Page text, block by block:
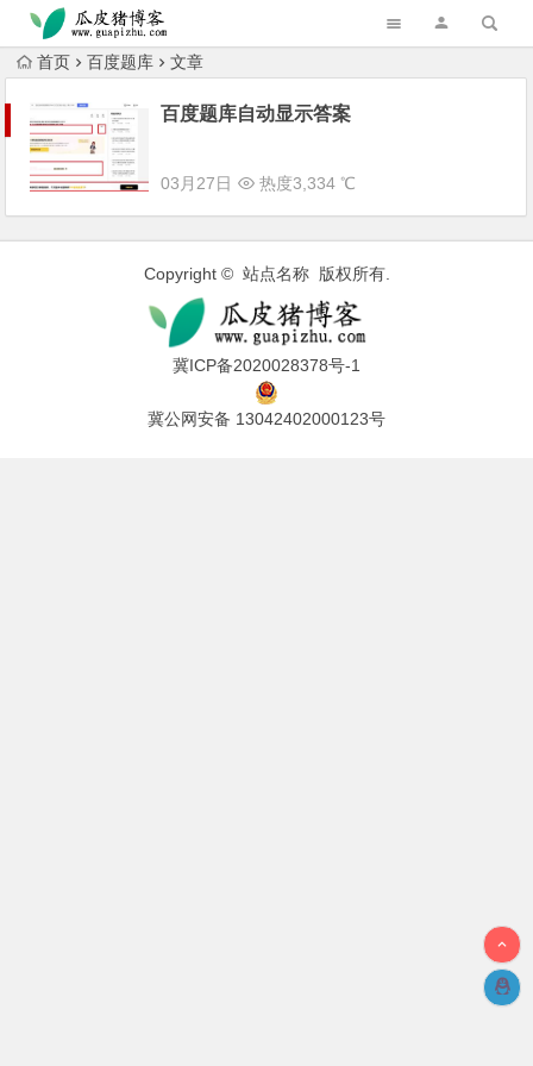
跳转到主内容
首页 百度题库 文章
百度题库自动显示答案
03月27日 热度3,334 ℃
Copyright © 站点名称 版权所有.
冀ICP备2020028378号-1
冀公网安备 13042402000123号